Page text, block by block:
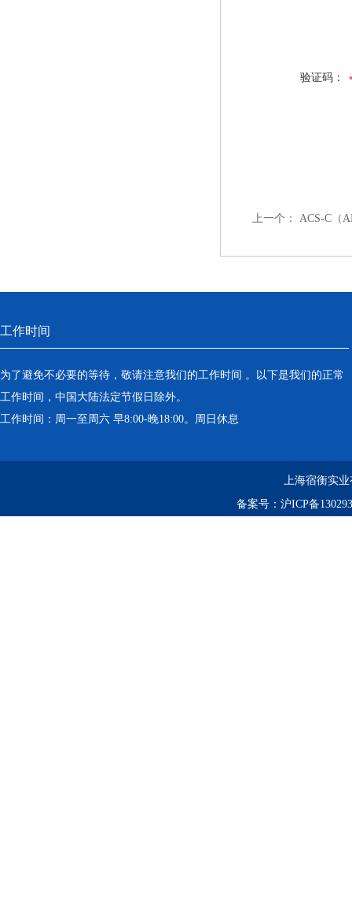
验证码：
上一个： ACS-C（
工作时间
为了避免不必要的等待，敬请注意我们的工作时间 。以下是我们的正常
工作时间，中国大陆法定节假日除外。
工作时间：周一至周六 早8:00-晚18:00。周日休息
上海宿衡实
备案号： 沪ICP备